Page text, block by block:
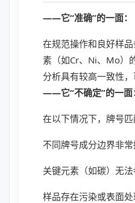
——它“准确”的一面：
在规范操作和良好样
素（如Cr、Ni、Mo）
分析具有较高一致性，
——它“不确定”的一面
在以下情况下，牌号匹
不同牌号成分边界非
关键元素（如碳）无
样品存在污染或表面处